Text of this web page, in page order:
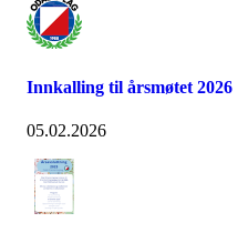
Innkalling til årsmøtet 2026
05.02.2026